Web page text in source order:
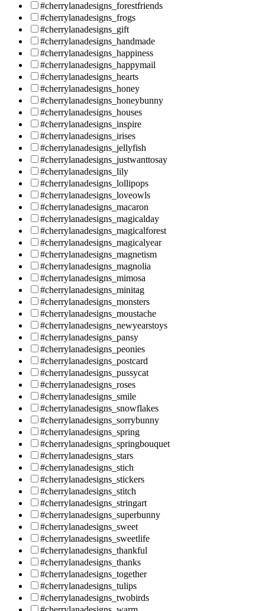
#cherrylanadesigns_forestfriends
#cherrylanadesigns_frogs
#cherrylanadesigns_gift
#cherrylanadesigns_handmade
#cherrylanadesigns_happiness
#cherrylanadesigns_happymail
#cherrylanadesigns_hearts
#cherrylanadesigns_honey
#cherrylanadesigns_honeybunny
#cherrylanadesigns_houses
#cherrylanadesigns_inspire
#cherrylanadesigns_irises
#cherrylanadesigns_jellyfish
#cherrylanadesigns_justwanttosay
#cherrylanadesigns_lily
#cherrylanadesigns_lollipops
#cherrylanadesigns_loveowls
#cherrylanadesigns_macaron
#cherrylanadesigns_magicalday
#cherrylanadesigns_magicalforest
#cherrylanadesigns_magicalyear
#cherrylanadesigns_magnetism
#cherrylanadesigns_magnolia
#cherrylanadesigns_mimosa
#cherrylanadesigns_minitag
#cherrylanadesigns_monsters
#cherrylanadesigns_moustache
#cherrylanadesigns_newyearstoys
#cherrylanadesigns_pansy
#cherrylanadesigns_peonies
#cherrylanadesigns_postcard
#cherrylanadesigns_pussycat
#cherrylanadesigns_roses
#cherrylanadesigns_smile
#cherrylanadesigns_snowflakes
#cherrylanadesigns_sorrybunny
#cherrylanadesigns_spring
#cherrylanadesigns_springbouquet
#cherrylanadesigns_stars
#cherrylanadesigns_stich
#cherrylanadesigns_stickers
#cherrylanadesigns_stitch
#cherrylanadesigns_stringart
#cherrylanadesigns_superbunny
#cherrylanadesigns_sweet
#cherrylanadesigns_sweetlife
#cherrylanadesigns_thankful
#cherrylanadesigns_thanks
#cherrylanadesigns_together
#cherrylanadesigns_tulips
#cherrylanadesigns_twobirds